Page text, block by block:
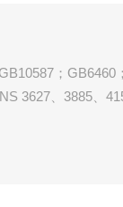
；GB6460
3627、3885、